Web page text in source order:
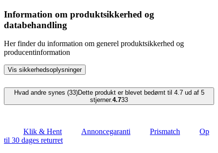
Information om produktsikkerhed og
databehandling
Her finder du information om generel produktsikkerhed og
producentinformation
Vis sikkerhedsoplysninger
Hvad andre synes (33)Dette produkt er blevet bedømt til 4.7 ud af 5
stjerner.4.733
Klik & Hent Annoncegaranti Prismatch
Op
til 30 dages returret